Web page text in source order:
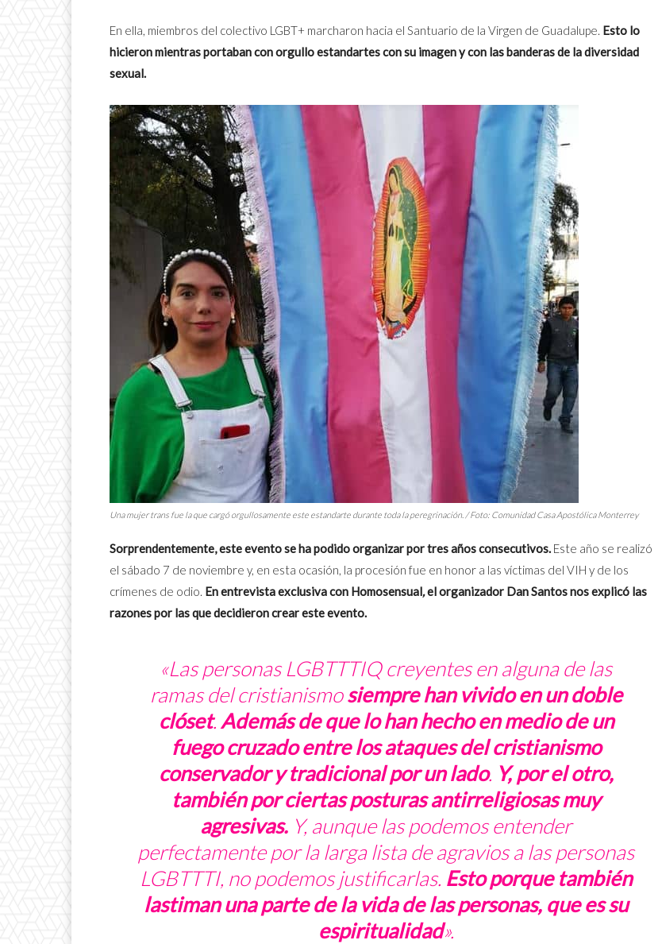
En ella, miembros del colectivo LGBT+ marcharon hacia el Santuario de la Virgen de Guadalupe. Esto lo
hicieron mientras portaban con orgullo estandartes con su imagen y con las banderas de la diversidad
sexual.
Una mujer trans fue la que cargó orgullosamente este estandarte durante toda la peregrinación. / Foto: Comunidad Casa Apostólica Monterrey
Sorprendentemente, este evento se ha podido organizar por tres años consecutivos. Este año se realizó
el sábado 7 de noviembre y, en esta ocasión, la procesión fue en honor a las víctimas del VIH y de los
crímenes de odio. En entrevista exclusiva con Homosensual,el organizador Dan Santos nos explicó las
razones por las que decidieron crear este evento.
«Las personas LGBTTTIQ creyentes en alguna de las
ramas del cristianismosiempre han vivido en un doble
clóset.Además de que lo han hecho en medio de un
fuego cruzado entre los ataques del cristianismo
conservador y tradicional por un lado. Y, por el otro,
también por ciertas posturas antirreligiosas muy
agresivas. Y, aunque las podemos entender
perfectamente por la larga lista de agravios a las personas
LGBTTTI, no podemos justificarlas. Esto porque también
lastiman una parte de la vida de las personas, que es su
espiritualidad».